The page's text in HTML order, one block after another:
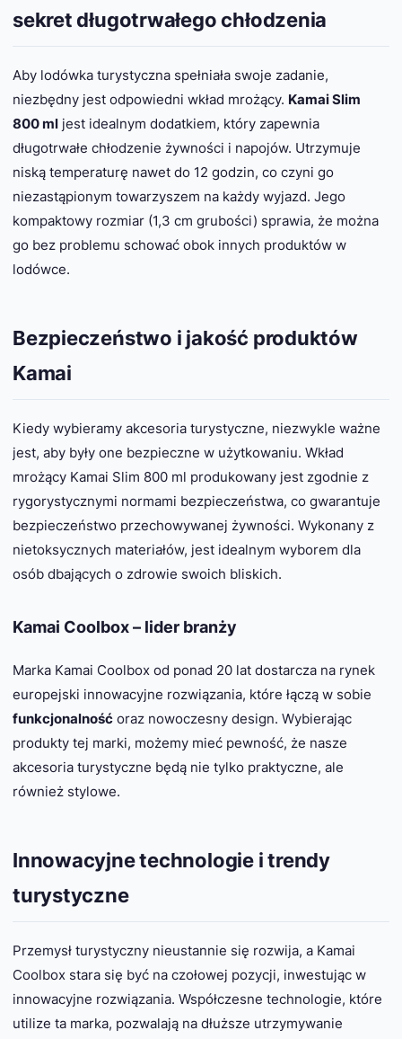
sekret długotrwałego chłodzenia
Aby lodówka turystyczna spełniała swoje zadanie,
niezbędny jest odpowiedni wkład mrożący. Kamai Slim
800 ml jest idealnym dodatkiem, który zapewnia
długotrwałe chłodzenie żywności i napojów. Utrzymuje
niską temperaturę nawet do 12 godzin, co czyni go
niezastąpionym towarzyszem na każdy wyjazd. Jego
kompaktowy rozmiar (1,3 cm grubości) sprawia, że można
go bez problemu schować obok innych produktów w
lodówce.
Bezpieczeństwo i jakość produktów
Kamai
Kiedy wybieramy akcesoria turystyczne, niezwykle ważne
jest, aby były one bezpieczne w użytkowaniu. Wkład
mrożący Kamai Slim 800 ml produkowany jest zgodnie z
rygorystycznymi normami bezpieczeństwa, co gwarantuje
bezpieczeństwo przechowywanej żywności. Wykonany z
nietoksycznych materiałów, jest idealnym wyborem dla
osób dbających o zdrowie swoich bliskich.
Kamai Coolbox – lider branży
Marka Kamai Coolbox od ponad 20 lat dostarcza na rynek
europejski innowacyjne rozwiązania, które łączą w sobie
funkcjonalność oraz nowoczesny design. Wybierając
produkty tej marki, możemy mieć pewność, że nasze
akcesoria turystyczne będą nie tylko praktyczne, ale
również stylowe.
Innowacyjne technologie i trendy
turystyczne
Przemysł turystyczny nieustannie się rozwija, a Kamai
Coolbox stara się być na czołowej pozycji, inwestując w
innowacyjne rozwiązania. Współczesne technologie, które
utilize ta marka, pozwalają na dłuższe utrzymywanie